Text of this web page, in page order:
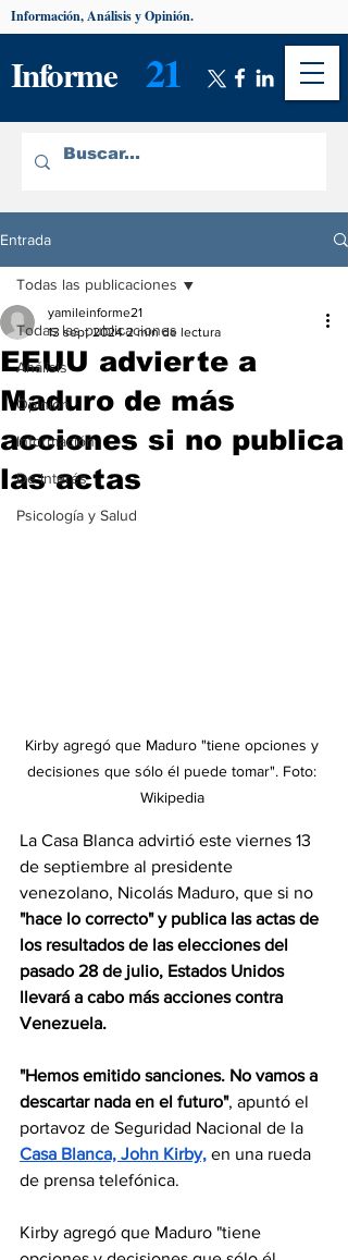
Informe 21
Información, Análisis y Opinión.
Entrada
Todas las publicaciones
Análisis
Opinión
Información
De interés
Psicología y Salud
Todas las publicaciones
EEUU advierte a
Maduro de más
acciones si no publica
las actas
yamileinforme21
13 sept 2024 2 min de lectura
Kirby agregó que Maduro "tiene opciones y
decisiones que sólo él puede tomar". Foto:
Wikipedia
La Casa Blanca advirtió este viernes 13
de septiembre al presidente
venezolano, Nicolás Maduro, que si no
"hace lo correcto" y publica las actas de
los resultados de las elecciones del
pasado 28 de julio, Estados Unidos
llevará a cabo más acciones contra
Venezuela.
"Hemos emitido sanciones. No vamos a
descartar nada en el futuro", apuntó el
portavoz de Seguridad Nacional de la
Casa Blanca, John Kirby, en una rueda
de prensa telefónica.
Kirby agregó que Maduro "tiene